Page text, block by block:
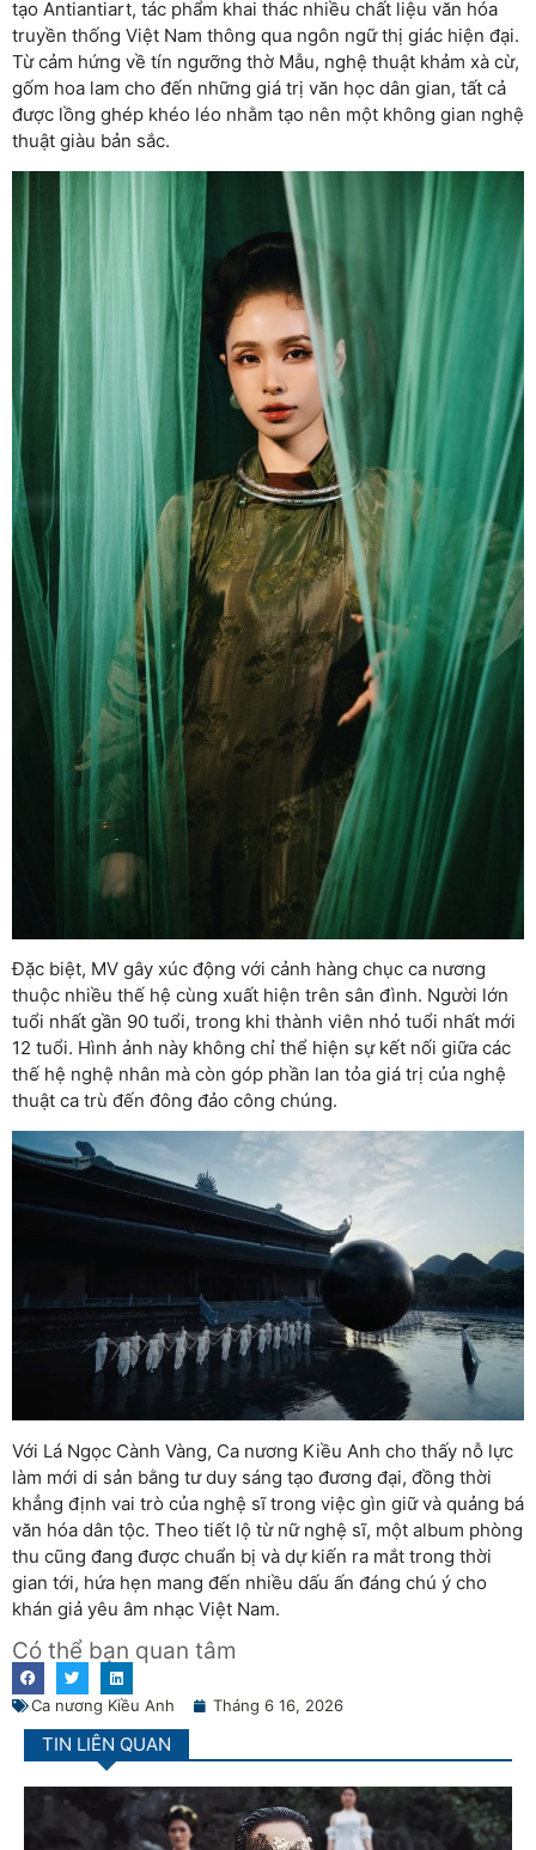
tạo Antiantiart, tác phẩm khai thác nhiều chất liệu văn hóa
truyền thống Việt Nam thông qua ngôn ngữ thị giác hiện đại.
Từ cảm hứng về tín ngưỡng thờ Mẫu, nghệ thuật khảm xà cừ,
gốm hoa lam cho đến những giá trị văn học dân gian, tất cả
được lồng ghép khéo léo nhằm tạo nên một không gian nghệ
thuật giàu bản sắc.
Đặc biệt, MV gây xúc động với cảnh hàng chục ca nương
thuộc nhiều thế hệ cùng xuất hiện trên sân đình. Người lớn
tuổi nhất gần 90 tuổi, trong khi thành viên nhỏ tuổi nhất mới
12 tuổi. Hình ảnh này không chỉ thể hiện sự kết nối giữa các
thế hệ nghệ nhân mà còn góp phần lan tỏa giá trị của nghệ
thuật ca trù đến đông đảo công chúng.
Với Lá Ngọc Cành Vàng, Ca nương Kiều Anh cho thấy nỗ lực
làm mới di sản bằng tư duy sáng tạo đương đại, đồng thời
khẳng định vai trò của nghệ sĩ trong việc gìn giữ và quảng bá
văn hóa dân tộc. Theo tiết lộ từ nữ nghệ sĩ, một album phòng
thu cũng đang được chuẩn bị và dự kiến ra mắt trong thời
gian tới, hứa hẹn mang đến nhiều dấu ấn đáng chú ý cho
khán giả yêu âm nhạc Việt Nam.
Có thể bạn quan tâm
Ca nương Kiều Anh Tháng 6 16, 2026
TIN LIÊN QUAN